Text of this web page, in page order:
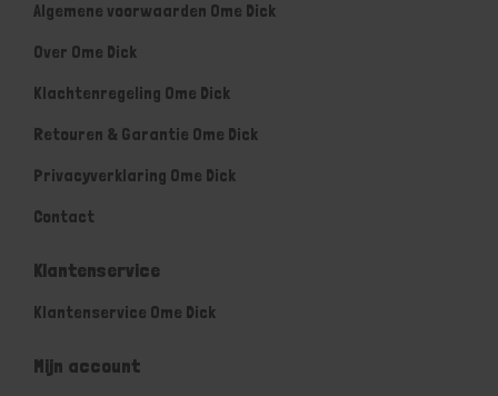
Algemene voorwaarden Ome Dick
Over Ome Dick
Klachtenregeling Ome Dick
Retouren & Garantie Ome Dick
Privacyverklaring Ome Dick
Contact
Klantenservice
Klantenservice Ome Dick
Mijn account